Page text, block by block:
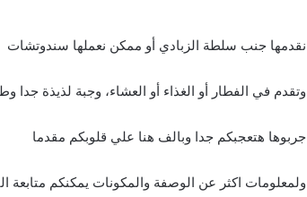
نقدمها جنب سلطة الزبادي أو ممكن نعملها سندوتشات
وتقدم في الفطار أو الغذاء أو العشاء، وجبة لذيذة
جربوها هتعجبكم جدا وبالف هنا علي قلوبكم مقدما
ولمعلومات اكثر عن الوصفة والمكونات يمكنكم متابعة